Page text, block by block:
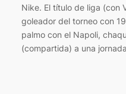
Nike. El título de liga (con
goleador del torneo con
palmo con el Napoli,
(compartida) a una